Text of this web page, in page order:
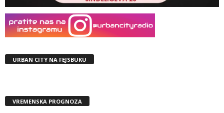
URBAN CITY NA FEJSBUKU
VREMENSKA PROGNOZA